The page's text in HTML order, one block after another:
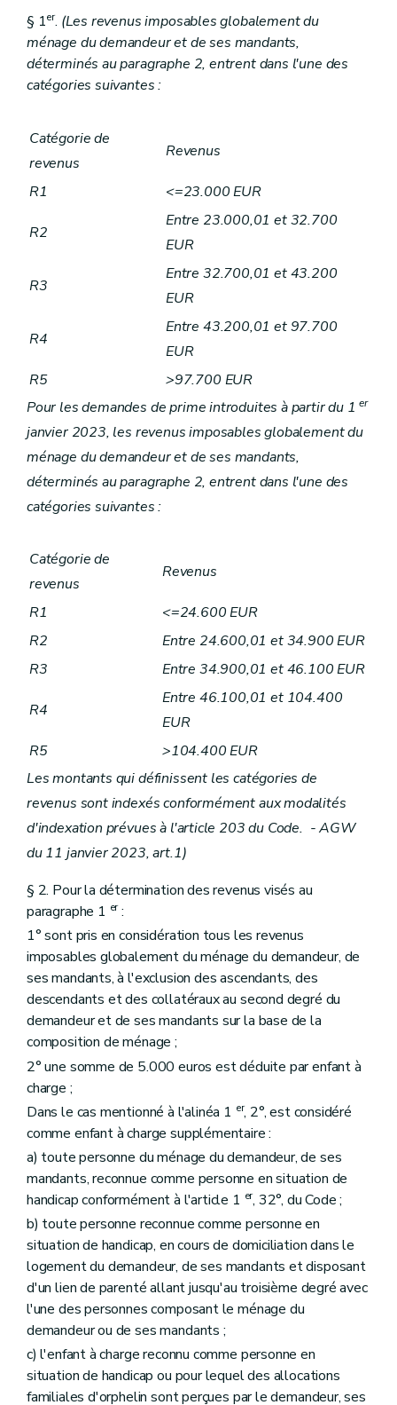
§ 1er. (Les revenus imposables globalement du
ménage du demandeur et de ses mandants,
déterminés au paragraphe 2, entrent dans l'une des
catégories suivantes :
Catégorie de
revenus
Revenus
R1 <=23.000 EUR
R2
Entre 23.000,01 et 32.700
EUR
R3
Entre 32.700,01 et 43.200
EUR
R4
Entre 43.200,01 et 97.700
EUR
R5
>97.700 EUR
Pour les demandes de prime introduites à partir du 1er
janvier 2023, les revenus imposables globalement du
ménage du demandeur et de ses mandants,
déterminés au paragraphe 2, entrent dans l'une des
catégories suivantes :
Catégorie de
revenus
Revenus
R1
<=24.600 EUR
R2
Entre 24.600,01 et 34.900 EUR
R3
Entre 34.900,01 et 46.100 EUR
R4
Entre 46.100,01 et 104.400
EUR
R5
>104.400 EUR
Les montants qui définissent les catégories de
revenus sont indexés conformément aux modalités
d'indexation prévues à l'article 203 du Code. - AGW
du 11 janvier 2023, art.1)
§ 2. Pour la détermination des revenus visés au
paragraphe 1 er:
1° sont pris en considération tous les revenus
imposables globalement du ménage du demandeur, de
ses mandants, à l'exclusion des ascendants, des
descendants et des collatéraux au second degré du
demandeur et de ses mandants sur la base de la
composition de ménage ;
2° une somme de 5.000 euros est déduite par enfant à
charge ;
Dans le cas mentionné à l'alinéa 1 er, 2°, est considéré
comme enfant à charge supplémentaire :
a) toute personne du ménage du demandeur, de ses
mandants, reconnue comme personne en situation de
handicap conformément à l'article 1 er, 32°, du Code ;
b) toute personne reconnue comme personne en
situation de handicap, en cours de domiciliation dans le
logement du demandeur, de ses mandants et disposant
d'un lien de parenté allant jusqu'au troisième degré avec
l'une des personnes composant le ménage du
demandeur ou de ses mandants ;
c) l'enfant à charge reconnu comme personne en
situation de handicap ou pour lequel des allocations
familiales d'orphelin sont perçues par le demandeur, ses